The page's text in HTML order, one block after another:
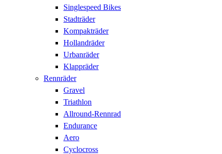
Singlespeed Bikes
Stadträder
Kompakträder
Hollandräder
Urbanräder
Klappräder
Rennräder
Gravel
Triathlon
Allround-Rennrad
Endurance
Aero
Cyclocross